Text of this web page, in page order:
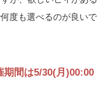
度も選べるのが良いで
期間は5/30(月)00:00